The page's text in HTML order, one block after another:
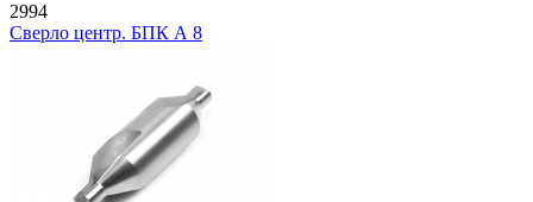
2994
Сверло центр. БПК А 8